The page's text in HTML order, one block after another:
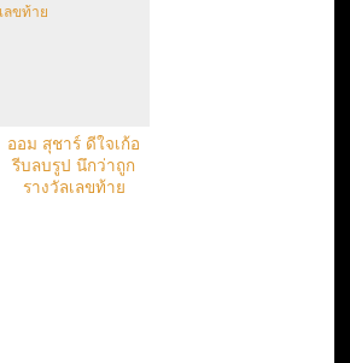
ออม สุชาร์ ดีใจเก้อ
รีบลบรูป นึกว่าถูก
รางวัลเลขท้าย